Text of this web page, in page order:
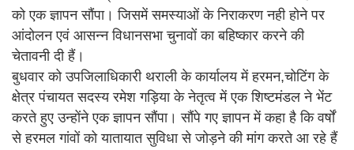
को एक ज्ञापन सौंपा। जिसमें समस्याओं के निराकरण नही होने पर
आंदोलन एवं आसन्न विधानसभा चुनावों का बहिष्कार करने की
चेतावनी दी हैं।
बुधवार को उपजिलाधिकारी थराली के कार्यालय में हरमन,चोटिंग के
क्षेत्र पंचायत सदस्य रमेश गड़िया के नेतृत्व में एक शिष्टमंडल ने भेंट
करते हुए उन्होंने एक ज्ञापन सौंपा। सौंपे गए ज्ञापन में कहा है कि वर्षों
से हरमल गांवों को यातायात सुविधा से जोड़ने की मांग करते आ रहे हैं